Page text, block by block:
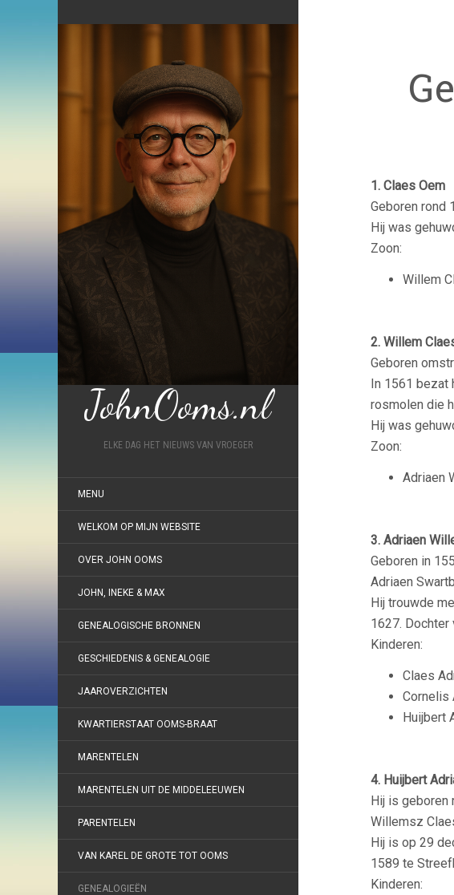
JohnOoms.nl
ELKE DAG HET NIEUWS VAN VROEGER
MENU
WELKOM OP MIJN WEBSITE
OVER JOHN OOMS
JOHN, INEKE & MAX
GENEALOGISCHE BRONNEN
GESCHIEDENIS & GENEALOGIE
JAAROVERZICHTEN
KWARTIERSTAAT OOMS-BRAAT
MARENTELEN
MARENTELEN UIT DE MIDDELEEUWEN
PARENTELEN
VAN KAREL DE GROTE TOT OOMS
GENEALOGIEËN
1. Claes Oem
Geboren rond
Hij was
Zoon:
Willem
2. Willem
Geboren
In 1561 bezat
rosmolen die
Hij was
Zoon:
Adriaen
3. Adriaen
Geboren in
Adriaen
Hij trouwde
1627. Dochter
Kinderen:
Claes
Cornelis
Huijbert
4. Huijbert
Hij is geboren
Willemsz
Hij is op 29
1589 te
Kinderen: